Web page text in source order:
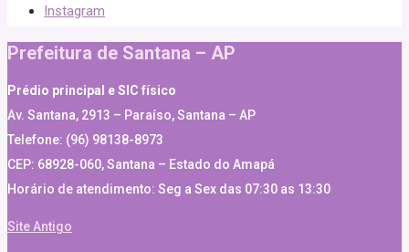
Instagram
Prefeitura de Santana – AP
Prédio principal e SIC físico
Av. Santana, 2913 – Paraíso, Santana – AP
Telefone: (96) 98138-8973
CEP: 68928-060, Santana – Estado do Amapá
Horário de atendimento: Seg a Sex das 07:30 as 13:30
Site Antigo